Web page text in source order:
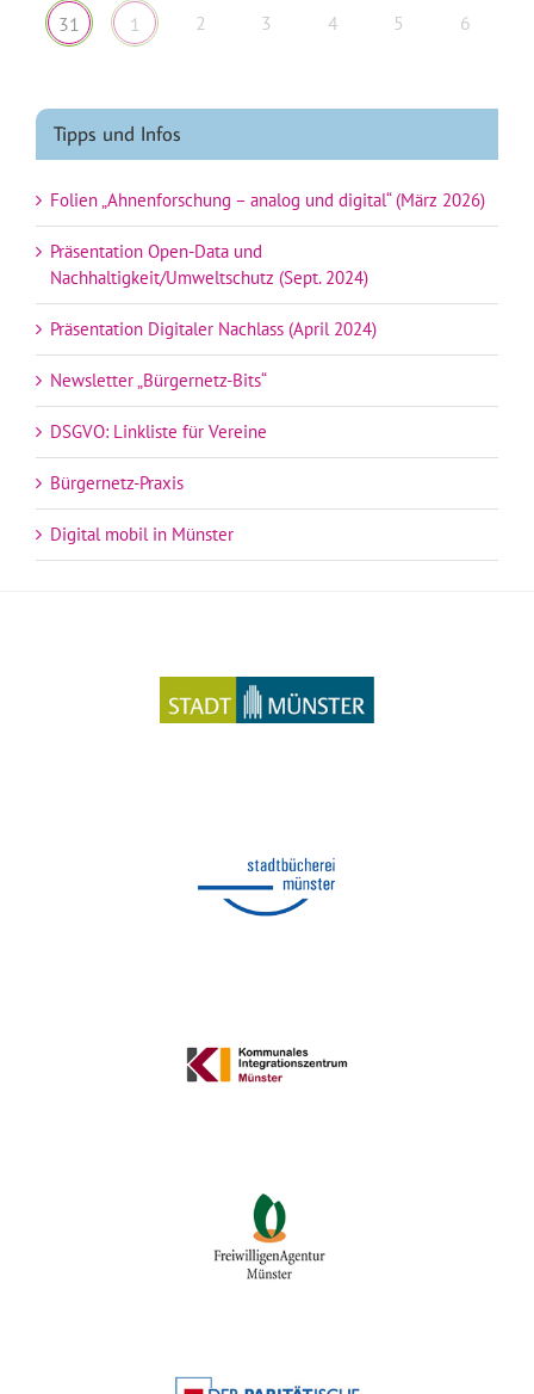
31 1 2 3 4 5 6
Tipps und Infos
Folien „Ahnenforschung – analog und digital“ (März 2026)
Präsentation Open-Data und
Nachhaltigkeit/Umweltschutz (Sept. 2024)
Präsentation Digitaler Nachlass (April 2024)
Newsletter „Bürgernetz-Bits“
DSGVO: Linkliste für Vereine
Bürgernetz-Praxis
Digital mobil in Münster